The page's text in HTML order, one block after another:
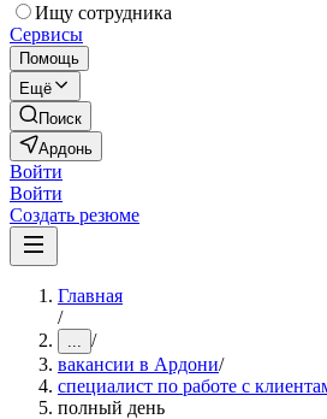
Ищу сотрудника
Сервисы
Помощь
Ещё
Поиск
Ардонь
Войти
Войти
Создать резюме
Главная
/
... /
вакансии в Ардони/
специалист по работе с
полный день